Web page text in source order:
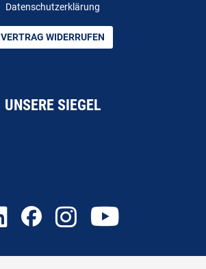
Datenschutzerklärung
VERTRAG WIDERRUFEN
UNSERE SIEGEL